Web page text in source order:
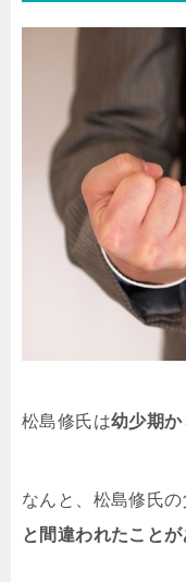
松島修氏は幼少期
なんと、松島修氏
と間違われたこと